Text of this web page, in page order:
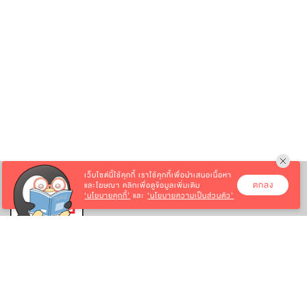
เว็บไซต์นี้ใช้คุกกี้ เราใช้คุกกี้เพื่อนำเสนอเนื้อหา
และโฆษณา คลิกเพื่อดูข้อมูลเพิ่มเติม
‘นโยบายคุกกี้’ และ‘นโยบายความเป็นส่วนตัว’
ตกลง